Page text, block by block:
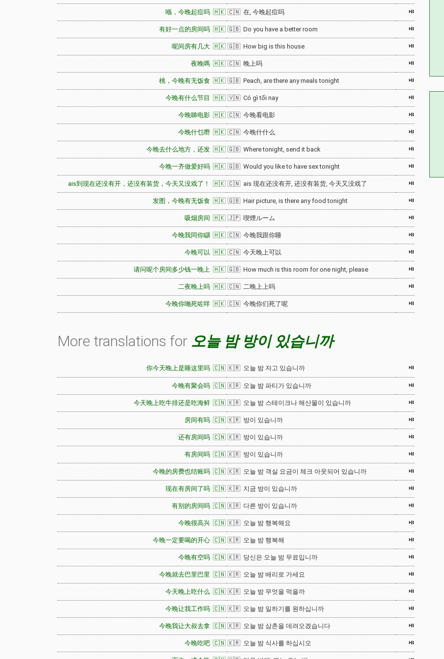
喺，今晚起痘吗 🇭🇰 🇨🇳 在, 今晚起痘吗 ⏯
有好一点的房间吗 🇭🇰 🇬🇧 Do you have a better room ⏯
呢间房有几大 🇭🇰 🇬🇧 How big is this house ⏯
夜晚嗎 🇭🇰 🇨🇳 晚上吗 ⏯
桃，今晚有无饭食 🇭🇰 🇬🇧 Peach, are there any meals tonight ⏯
今晚有什么节目 🇭🇰 🇻🇳 Có gì tối nay ⏯
今晚睇电影 🇭🇰 🇨🇳 今晚看电影 ⏯
今晚什乜嘢 🇭🇰 🇨🇳 今晚什什么 ⏯
今晚去什么地方，还发 🇭🇰 🇬🇧 Where tonight, send it back ⏯
今晚一齐做爱好吗 🇭🇰 🇬🇧 Would you like to have sex tonight ⏯
ais到现在还没有开，还没有装货，今天又没戏了！ 🇭🇰 🇨🇳 ais 现在还没有开, 还没有装货, 今天又没戏了 ⏯
发图，今晚有无饭食 🇭🇰 🇬🇧 Hair picture, is there any food tonight ⏯
吸烟房间 🇭🇰 🇯🇵 喫煙ルーム ⏯
今晚我同你瞓 🇭🇰 🇨🇳 今晚我跟你睡 ⏯
今晚可以 🇭🇰 🇨🇳 今天晚上可以 ⏯
请问呢个房间多少钱一晚上 🇭🇰 🇬🇧 How much is this room for one night, please ⏯
二夜晚上吗 🇭🇰 🇨🇳 二晚上上吗 ⏯
今晚你哋死咗咩 🇭🇰 🇨🇳 今晚你们死了呢 ⏯
More translations for 오늘 밤 방이 있습니까
你今天晚上是睡这里吗 🇨🇳 🇰🇷 오늘 밤 자고 있습니까 ⏯
今晚有聚会吗 🇨🇳 🇰🇷 오늘 밤 파티가 있습니까 ⏯
今天晚上吃牛排还是吃海鲜 🇨🇳 🇰🇷 오늘 밤 스테이크나 해산물이 있습니까 ⏯
房间有吗 🇨🇳 🇰🇷 방이 있습니까 ⏯
还有房间吗 🇨🇳 🇰🇷 방이 있습니까 ⏯
有房间吗 🇨🇳 🇰🇷 방이 있습니까 ⏯
今晚的房费也结账吗 🇨🇳 🇰🇷 오늘 밤 객실 요금이 체크 아웃되어 있습니까 ⏯
现在有房间了吗 🇨🇳 🇰🇷 지금 방이 있습니까 ⏯
有别的房间吗 🇨🇳 🇰🇷 다른 방이 있습니까 ⏯
今晚很高兴 🇨🇳 🇰🇷 오늘 밤 행복해요 ⏯
今晚一定要喝的开心 🇨🇳 🇰🇷 오늘 밤 행복해 ⏯
今晚有空吗 🇨🇳 🇰🇷 당신은 오늘 밤 무료입니까 ⏯
今晚就去巴里巴里 🇨🇳 🇰🇷 오늘 밤 배리로 가세요 ⏯
今天晚上吃什么 🇨🇳 🇰🇷 오늘 밤 무엇을 먹을까 ⏯
今晚让我工作吗 🇨🇳 🇰🇷 오늘 밤 일하기를 원하십니까 ⏯
今晚我让大叔去拿 🇨🇳 🇰🇷 오늘 밤 삼촌을 데려오겠습니다 ⏯
今晚吃吧 🇨🇳 🇰🇷 오늘 밤 식사를 하십시오 ⏯